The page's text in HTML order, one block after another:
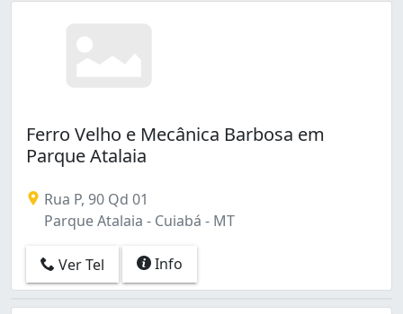
Ferro Velho e Mecânica Barbosa em
Parque Atalaia
Rua P, 90 Qd 01
Parque Atalaia - Cuiabá - MT
Ver Tel Info